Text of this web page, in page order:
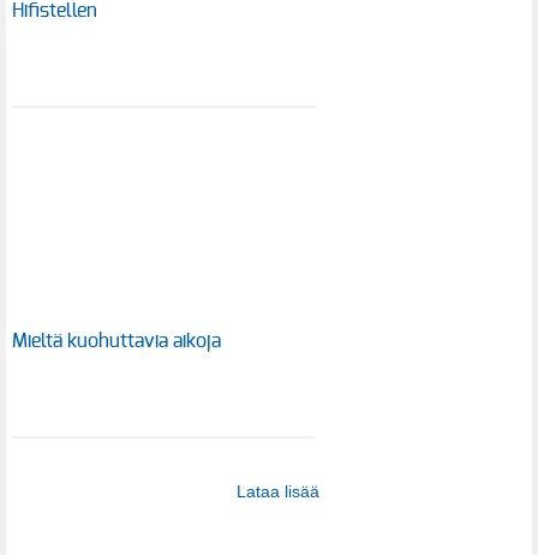
Hifistellen
Mieltä kuohuttavia aikoja
Lataa lisää